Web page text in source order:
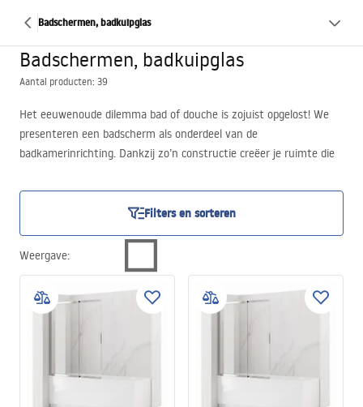
Badschermen, badkuipglas
Badschermen, badkuipglas
Aantal producten: 39
Het eeuwenoude dilemma bad of douche is zojuist opgelost! We
presenteren een badscherm als onderdeel van de
badkamerinrichting. Dankzij zo’n constructie creëer je ruimte die
douchebeurt. Een badwand is een idee voor een snelle en
doeltreffende badkamertransformatie. Het is vooral geschikt waar
de ruimte beperkt is.
Filters en sorteren
Weergave: